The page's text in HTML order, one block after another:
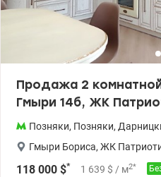
Продажа 2
Гмыри 14б, ЖК
Позняки, Позняки,
Гмыри Бориса, ЖК
118 000 $* 1 639 $ / м2*